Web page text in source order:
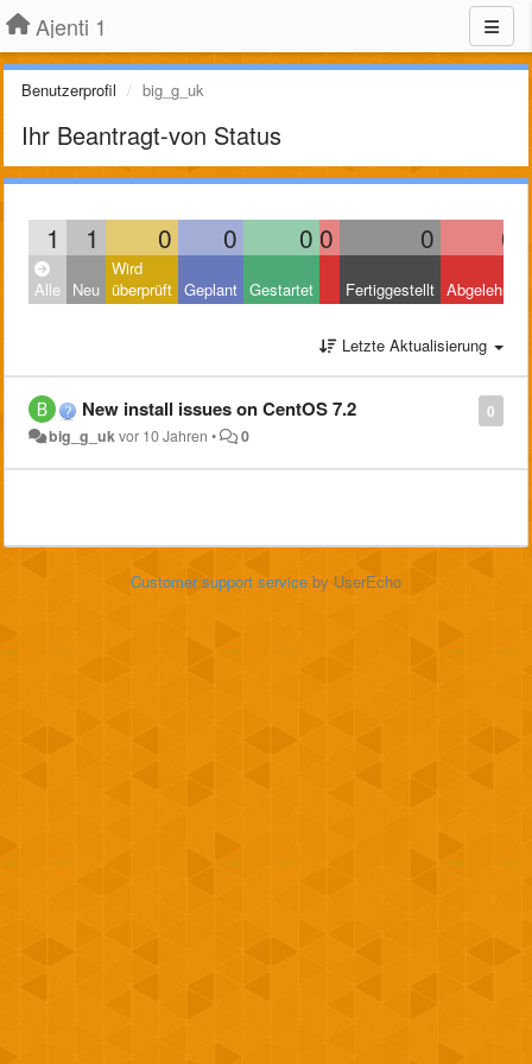
Ajenti 1
Benutzerprofil big_g_uk
Ihr Beantragt-von Status
1 1 0 0 0 0 0 0
Alle Neu
Wird
überprüft Geplant Gestartet Fertiggestellt Abgelehnt
Letzte Aktualisierung
0
New install issues on CentOS 7.2
big_g_ukvor 10 Jahren • 0
Customer support service by UserEcho